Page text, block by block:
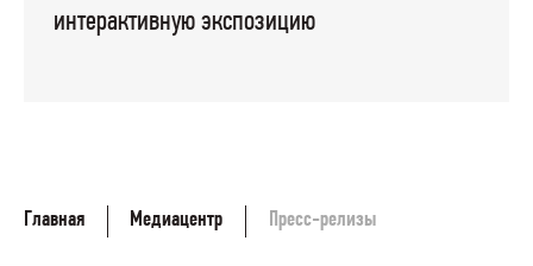
интерактивную экспозицию
Главная Медиацентр Пресс-релизы